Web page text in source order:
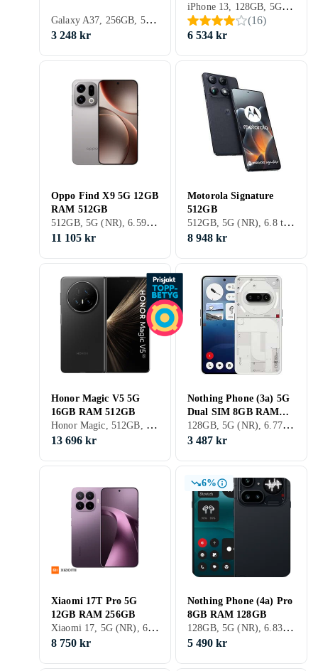
Galaxy A37, 256GB, 5G (NR), 6.7 tum, 8GB, 2026
3 248 kr
iPhone 13, 128GB, 5G (NR), 6.1 tum, 6GB, 2021
(16)
6 534 kr
Oppo Find X9 5G 12GB
RAM 512GB
512GB, 5G (NR), 6.59 tum, 12GB, 2025
11 105 kr
Motorola Signature
512GB
512GB, 5G (NR), 6.8 tum, 16GB, 2026
8 948 kr
Honor Magic V5 5G
16GB RAM 512GB
Honor Magic, 512GB, 5G (NR), 7.95 tum, 16GB, 2025
13 696 kr
Nothing Phone (3a) 5G
Dual SIM 8GB RAM
128GB
128GB, 5G (NR), 6.77 tum, 8GB, 2025
3 487 kr
Xiaomi 17T Pro 5G
12GB RAM 256GB
Xiaomi 17, 5G (NR), 6.83 tum
8 750 kr
6%
Nothing Phone (4a) Pro
8GB RAM 128GB
128GB, 5G (NR), 6.83 tum, 8GB, 2026
5 490 kr